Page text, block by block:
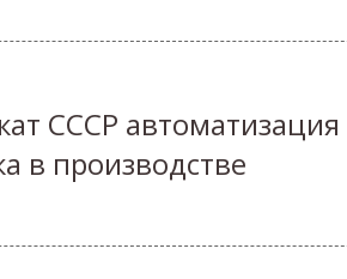
СССР
в производстве